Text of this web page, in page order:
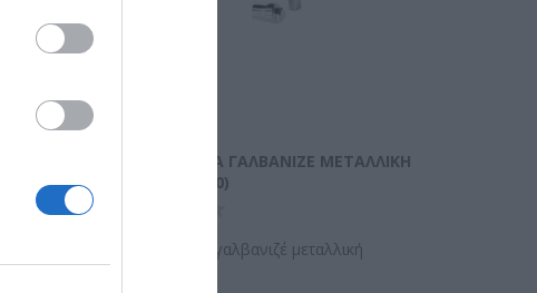
ΚΡΕΜΑΓΙΈΡΑ ΓΑΛΒΑΝΙΖΈ ΜΕΤΑΛΛΙΚΉ
(12X30X1000)
Κρεμαγιέρα γαλβανιζέ μεταλλική